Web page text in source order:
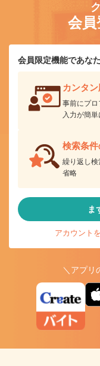
会員
会員限定機能であな
カンタ
事前にプ
入力が簡単
検索条
繰り返し
省略
ま
アカウント
＼アプリ